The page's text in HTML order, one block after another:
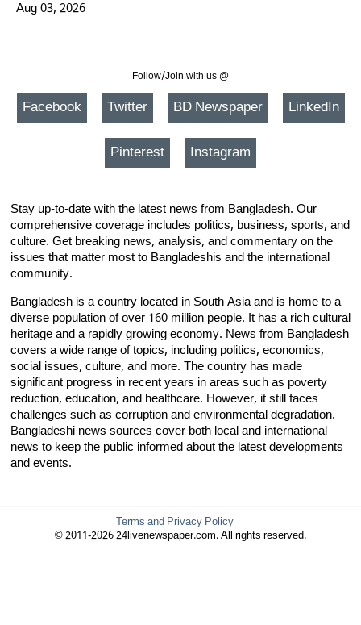
Aug 03, 2026
Follow/Join with us @
Facebook Twitter BD Newspaper LinkedIn
Pinterest Instagram
Stay up-to-date with the latest news from Bangladesh. Our
comprehensive coverage includes politics, business, sports, and
culture. Get breaking news, analysis, and commentary on the
issues that matter most to Bangladeshis and the international
community.
Bangladesh is a country located in South Asia and is home to a
diverse population of over 160 million people. It has a rich cultural
heritage and a rapidly growing economy. News from Bangladesh
covers a wide range of topics, including politics, economics,
social issues, culture, and more. The country has made
significant progress in recent years in areas such as poverty
reduction, education, and healthcare. However, it still faces
challenges such as corruption and environmental degradation.
Bangladeshi news sources cover both local and international
news to keep the public informed about the latest developments
and events.
Terms and Privacy Policy
© 2011-2026 24livenewspaper.com. All rights reserved.